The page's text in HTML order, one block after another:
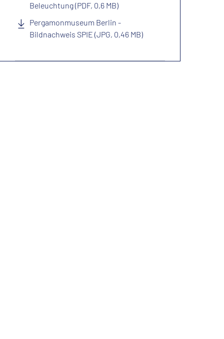
Beleuchtung (PDF, 0,6 MB)
Pergamonmuseum Berlin -
Bildnachweis SPIE (JPG, 0,46 MB)